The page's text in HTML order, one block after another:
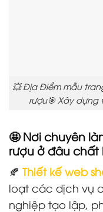
💥 Địa Điểm mẫu
rượu🎯 Xây
🤩 Nơi chuyên
rượu ở đâu chất
🍂 Thiết kế web
loạt các dịch vụ
nghiệp tạo lập,